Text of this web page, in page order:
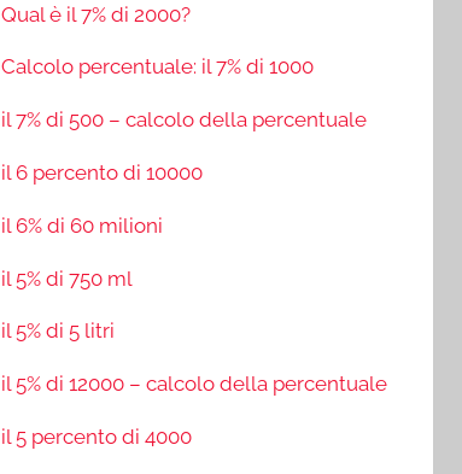
Qual è il 7% di 2000?
Calcolo percentuale: il 7% di 1000
il 7% di 500 – calcolo della percentuale
il 6 percento di 10000
il 6% di 60 milioni
il 5% di 750 ml
il 5% di 5 litri
il 5% di 12000 – calcolo della percentuale
il 5 percento di 4000